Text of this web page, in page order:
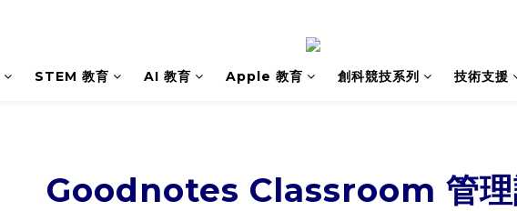
STEM 教育 AI 教育 Apple 教育 創科競技系列 技術支援
Goodnotes Classroom 管理